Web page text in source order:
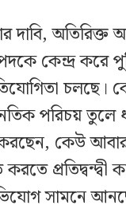
দাবি,
কেন্দ্র করে
চলছে।
পরিচয় তুলে
করছেন, কেউ
প্রতিদ্বন্দ্বী
সামনে